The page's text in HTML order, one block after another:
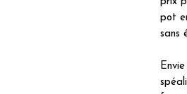
pot
sans